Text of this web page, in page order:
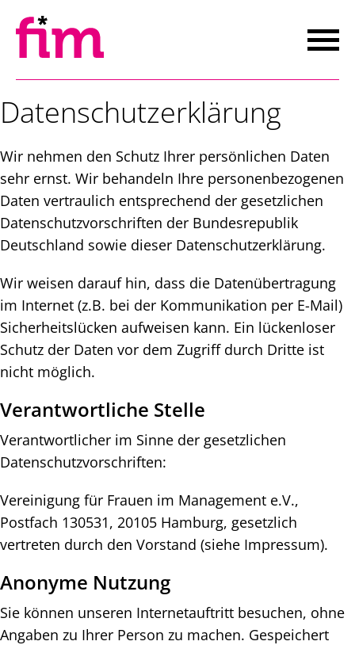
Mentoring
Mitmachen
Veranstaltungen
Einblicke
Kontakt
Impressum
Datenschutz
Login
Facebook
Instagram
LinkedIn
Datenschutzerklärung
Wir nehmen den Schutz Ihrer persönlichen Daten
sehr ernst. Wir behandeln Ihre personenbezogenen
Daten vertraulich entsprechend der gesetzlichen
Datenschutzvorschriften der Bundesrepublik
Deutschland sowie dieser Datenschutzerklärung.
Wir weisen darauf hin, dass die Datenübertragung
im Internet (z.B. bei der Kommunikation per E-Mail)
Sicherheitslücken aufweisen kann. Ein lückenloser
Schutz der Daten vor dem Zugriff durch Dritte ist
nicht möglich.
Verantwortliche Stelle
Verantwortlicher im Sinne der gesetzlichen
Datenschutzvorschriften:
Vereinigung für Frauen im Management e.V.,
Postfach 130531, 20105 Hamburg, gesetzlich
vertreten durch den Vorstand (siehe Impressum).
Anonyme Nutzung
Sie können unseren Internetauftritt besuchen, ohne
Angaben zu Ihrer Person zu machen. Gespeichert